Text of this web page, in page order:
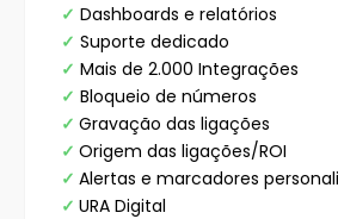
✓ Dashboards e relatórios
✓ Suporte dedicado
✓ Mais de 2.000 Integrações
✓ Bloqueio de números
✓ Gravação das ligações
✓ Origem das ligações/ROI
✓ Alertas e marcadores
✓ URA Digital